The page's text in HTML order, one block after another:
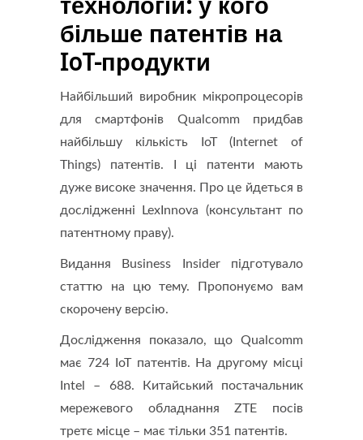
технологій: у кого
більше патентів на
IoT-продукти
Найбільший виробник мікропроцесорів
для смартфонів Qualcomm придбав
найбільшу кількість IoT (Internet of
Things) патентів. І ці патенти мають
дуже високе значення. Про це йдеться в
дослідженні LexInnova (консультант по
патентному праву).
Видання Business Insider підготувало
статтю на цю тему. Пропонуємо вам
скорочену версію.
Дослідження показало, що Qualcomm
має 724 IoT патентів. На другому місці
Intel – 688. Китайський постачальник
мережевого обладнання ZTE посів
третє місце – має тільки 351 патентів.